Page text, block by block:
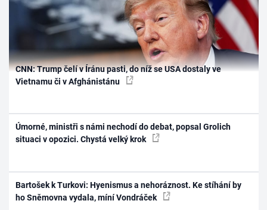
CNN: Trump čelí v Íránu pasti, do níž se USA dostaly ve
Vietnamu či v Afghánistánu
Úmorné, ministři s námi nechodí do debat, popsal Grolich
situaci v opozici. Chystá velký krok
Bartošek k Turkovi: Hyenismus a nehoráznost. Ke stíhání by
ho Sněmovna vydala, míní Vondráček